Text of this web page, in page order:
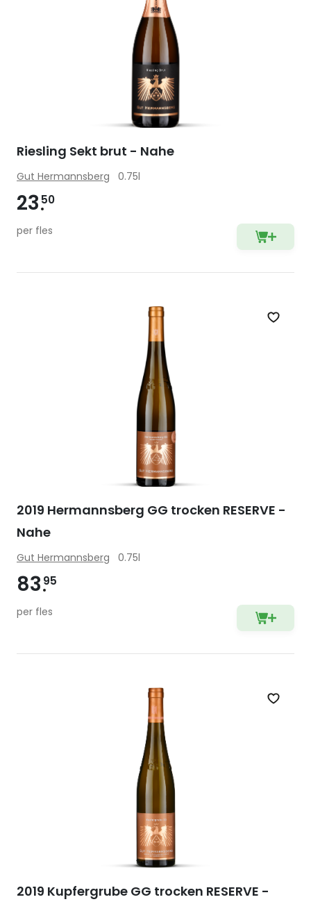
Riesling Sekt brut - Nahe
Gut Hermannsberg 0.75l
23 50
per fles
Zet
2019 Hermannsberg GG trocken RESERVE -
Nahe
Gut Hermannsberg 0.75l
83 95
per fles
Zet
2019 Kupfergrube GG trocken RESERVE -